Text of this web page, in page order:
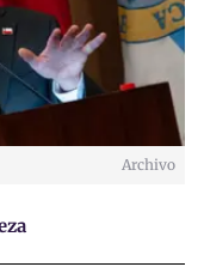
Archivo